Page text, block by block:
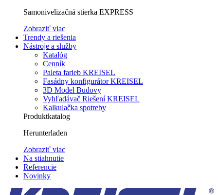
Samonivelizačná stierka EXPRESS
Zobraziť viac
Trendy a riešenia
Nástroje a služby
Katalóg
Cenník
Paleta farieb KREISEL
Fasádny konfigurátor KREISEL
3D Model Budovy
Vyhľadávač Riešení KREISEL
Kalkulačka spotreby
Produktkatalog
Herunterladen
Zobraziť viac
Na stiahnutie
Referencie
Novinky